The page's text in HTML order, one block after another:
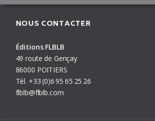
PRÉCÉDENT
NOUS CONTACTER
Éditions FLBLB
49 route de Gençay
86000 POITIERS
Tél. +33(0)695 65 25 26
flblb@flblb.com